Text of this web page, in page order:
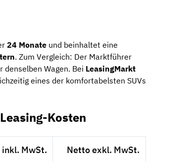
24 Monate und beinhaltet eine
. Zum Vergleich: Der Marktführer
denselben Wagen. Bei LeasingMarkt
eines der komfortabelsten SUVs
Kosten
MwSt. Netto exkl. MwSt.